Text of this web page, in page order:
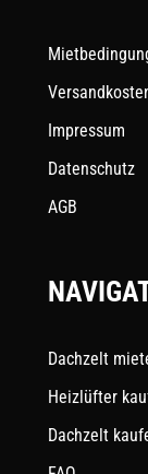
Impressum
Datenschutz
AGB
Dachzelt
Heizlüfter
Dachzelt